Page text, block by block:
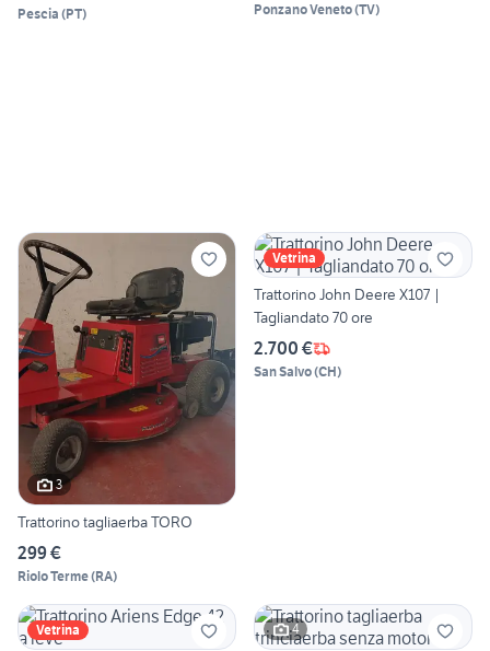
Pescia (PT) Ponzano Veneto(TV)
3
Trattorino tagliaerba TORO
299 €
Riolo Terme(RA)
Vetrina
Trattorino John Deere X107 |
Tagliandato 70 ore
2.700 €
San Salvo(CH)
Vetrina 4